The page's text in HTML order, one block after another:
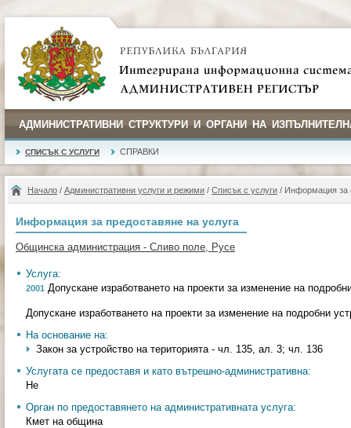
АДМИНИСТРАТИВНИ СТРУКТУРИ И ОРГАНИ НА
СПИСЪК С УСЛУГИ СПРАВКИ
Начало / Административни услуги и режими / Списък с услуги / Информация за
Информация за предоставяне на услуга
Общинска администрация - Сливо поле, Русе
Услуга:
2001 Допускане изработването на проекти за изменение на
Допускане изработването на проекти за изменение на подробни
На основание на:
Закон за устройство на територията - чл. 135, ал. 3; чл. 136
Услугата се предоставя и като вътрешно-административна:
Не
Орган по предоставянето на административната услуга:
Кмет на община